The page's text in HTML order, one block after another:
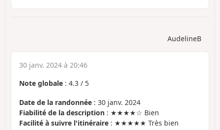
AudelineB
30 janv. 2024 à 20:46
Note globale : 4.3 / 5
Date de la randonnée : 30 janv. 2024
Fiabilité de la description : ★★★★☆ Bien
Facilité à suivre l'itinéraire : ★★★★★ Très bien